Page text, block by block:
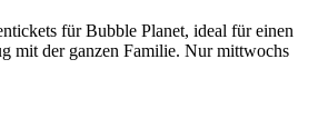
für Bubble Planet, ideal für einen
mit der ganzen Familie. Nur mittwochs